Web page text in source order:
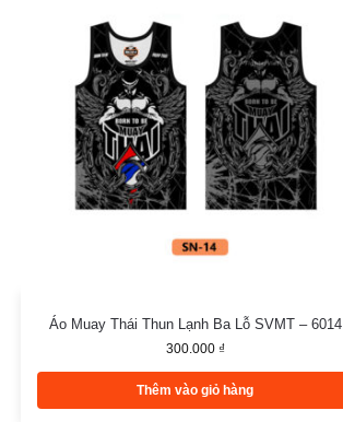
Áo Muay Thái Thun Lạnh Ba Lỗ SVMT – 6014
300.000 ₫
Thêm vào giỏ hàng